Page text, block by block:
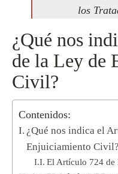
los
¿Qué nos
de la Ley de
Civil?
Contenidos:
¿Qué nos indica el
Enjuiciamiento Civil?
El Artículo 724 de